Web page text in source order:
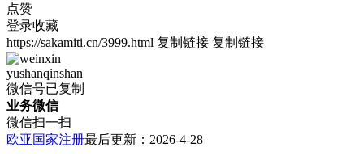
点赞
登录收藏
https://sakamiti.cn/3999.html 复制链接 复制链接
yushanqinshan
微信号已复制
业务微信
微信扫一扫
欧亚国家注册最后更新：2026-4-28